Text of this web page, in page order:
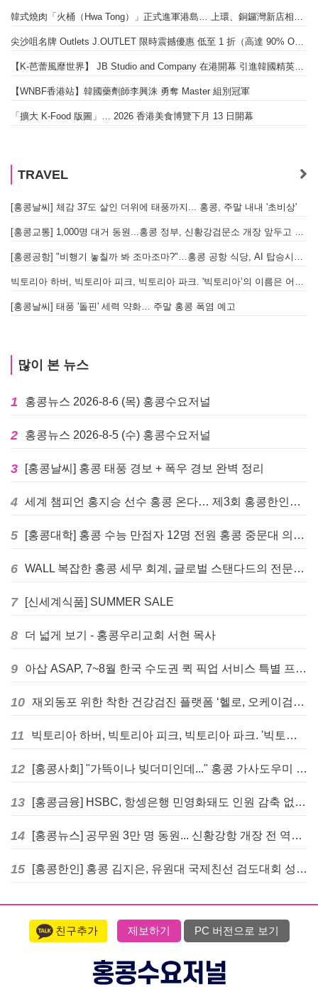
韓式燒肉「火桶（Hwa Tong）」正式進軍港島… 上環、銅鑼灣新店相繼開幕
尖沙咀名牌 Outlets J.OUTLET 限時震撼優惠 低至 1 折（高達 90% OFF）
【K-芭蕾風靡世界】 JB Studio and Company 在港開幕 引進韓國精英芭蕾教育系統
【WNBF香港站】韓國藥劑師李興洙 勇奪 Master 組別冠軍
「擴大 K-Food 版圖」… 2026 香港美食博覽下月 13 日開幕
TRAVEL
[홍콩날씨] 체감 37도 살인 더위에 태풍까지... 홍콩, 주말 내내 '초비상'
[홍콩교통] 1,000명 대거 동원...홍콩 정부, 신황강검문소 개장 앞두고 실전 훈련 돌입
[홍콩공항] "비행기 놓칠까 봐 조마조마?"…홍콩 공항 식당, AI 탑승시간 계산해 메뉴 추천해 준다
빅토리아 하버, 빅토리아 피크, 빅토리아 파크. '빅토리아’의 이름은 어떻게 온 걸까? - [이승권 원장의 생활칼럼]
[홍콩날씨] 태풍 '돌핀' 세력 약화… 주말 홍콩 폭염 예고
많이 본 뉴스
1 홍콩뉴스 2026-8-6 (목) 홍콩수요저널
2 홍콩뉴스 2026-8-5 (수) 홍콩수요저널
3 [홍콩날씨] 홍콩 태풍 경보 + 폭우 경보 완벽 정리
4 세계 챔피언 홍지승 선수 홍콩 온다… 제3회 홍콩한인팔씨름대회 9월 12일 개최
5 [홍콩대학] 홍콩 수능 만점자 12명 전원 홍콩 중문대 의대 진학
6 WALL 복잡한 홍콩 세무 회계, 글로벌 스탠다드의 전문가들이 답을 드립니다! - 법인설립, 회계, 감사
7 [신세계식품] SUMMER SALE
8 더 넓게 보기 - 홍콩우리교회 서현 목사
9 아삽 ASAP, 7~8월 한국 수도권 퀵 픽업 서비스 특별 프로모션 실시
10 재외동포 위한 착한 건강검진 플랫폼 ‘헬로, 오케이검진’ 서비스 개시
11 빅토리아 하버, 빅토리아 피크, 빅토리아 파크. '빅토리아’의 이름은 어떻게 온 걸까? - [이승권 원장의 생활칼럼]
12 [홍콩사회] "가뜩이나 빚더미인데..." 홍콩 가사도우미 대출 전면 금지 촉구
13 [홍콩금융] HSBC, 항셍은행 민영화돼도 인원 감축 없다... 독립 브랜드 유지
14 [홍콩뉴스] 공무원 3만 명 동원... 신황강항 개장 전 역대급 훈련 실시
15 [홍콩한인] 홍콩 김지은, 유원대 국제친선 검도대회 성인단체전 우승
친구추가 제보하기 PC 버전으로 보기